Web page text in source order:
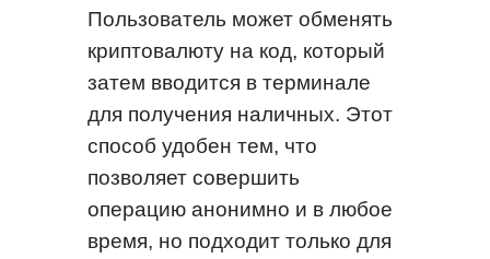
Пользователь может обменять
криптовалюту на код, который
затем вводится в терминале
для получения наличных. Этот
способ удобен тем, что
позволяет совершить
операцию анонимно и в любое
время, но подходит только для